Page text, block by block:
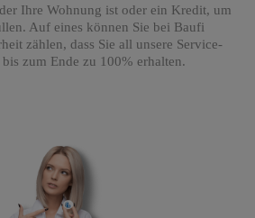
Ihre Wohnung ist oder ein Kredit, um
Auf eines können Sie bei Baufi
zählen, dass Sie all unsere Service-
zum Ende zu 100% erhalten.